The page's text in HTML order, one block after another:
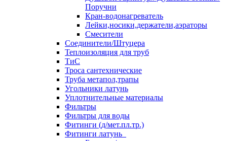
Поручни
Кран-водонагреватель
Лейки,носики,держатели,аэраторы
Смесители
Соединители/Штуцера
Теплоизоляция для труб
ТиС
Троса сантехнические
Труба метапол,трапы
Угольники латунь
Уплотнительные материалы
Фильтры
Фильтры для воды
Фитинги (д/мет.пл.тр.)
Фитинги латунь